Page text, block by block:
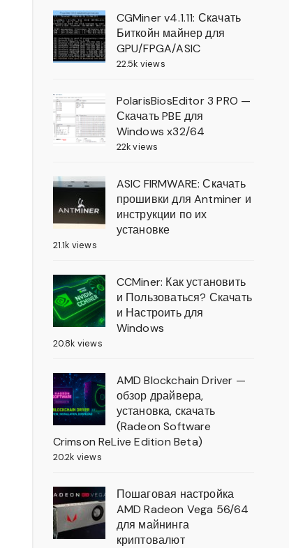
CGMiner v4.1.11: Скачать
Биткойн майнер для
GPU/FPGA/ASIC
22.5k views
PolarisBiosEditor 3 PRO —
Скачать PBE для
Windows x32/64
22k views
ASIC FIRMWARE: Скачать
прошивки для Antminer и
инструкции по их
установке
21.1k views
CCMiner: Как установить
и Пользоваться? Скачать
и Настроить для
Windows
20.8k views
AMD Blockchain Driver —
обзор драйвера,
установка, скачать
(Radeon Software
Crimson ReLive Edition Beta)
20.2k views
Пошаговая настройка
AMD Radeon Vega 56/64
для майнинга
криптовалют